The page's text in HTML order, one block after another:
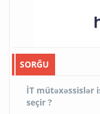
SORĞU
İT mütəxəssislər
seçir ?